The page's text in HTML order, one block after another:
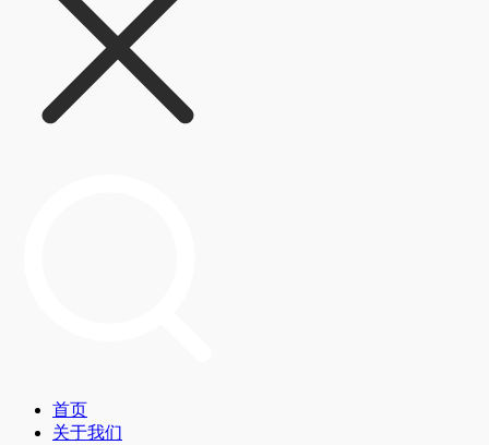
首页
关于我们